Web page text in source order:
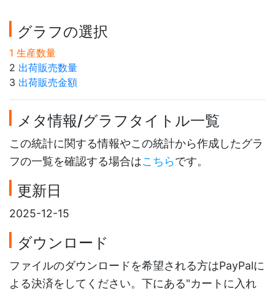
グラフの選択
1 生産数量
2 出荷販売数量
3 出荷販売金額
メタ情報/グラフタイトル一覧
この統計に関する情報やこの統計から作成したグラ
フの一覧を確認する場合はこちらです。
更新日
2025-12-15
ダウンロード
ファイルのダウンロードを希望される方はPayPalに
よる決済をしてください。下にある"カートに入れ